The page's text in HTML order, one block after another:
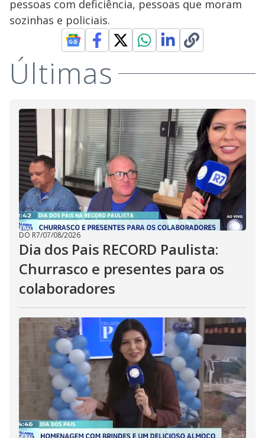
pessoas com deficiência, pessoas que moram
sozinhas e policiais.
Últimas
DO R7/07/08/2026
Dia dos Pais RECORD Paulista:
Churrasco e presentes para os
colaboradores